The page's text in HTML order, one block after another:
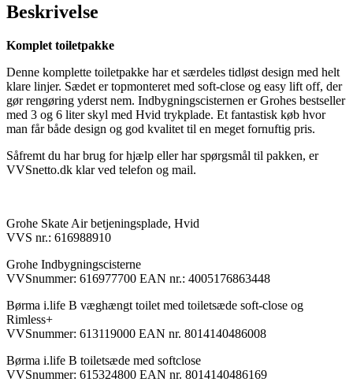
Grohe
cisterne
Beskrivelse
Komplet toiletpakke
Denne komplette toiletpakke har et særdeles tidløst design med helt
klare linjer. Sædet er topmonteret med soft-close og easy lift off, der
gør rengøring yderst nem. Indbygningscisternen er Grohes bestseller
med 3 og 6 liter skyl med Hvid trykplade. Et fantastisk køb hvor
man får både design og god kvalitet til en meget fornuftig pris.
Såfremt du har brug for hjælp eller har spørgsmål til pakken, er
VVSnetto.dk klar ved telefon og mail.
Grohe Skate Air betjeningsplade, Hvid
VVS nr.: 616988910
Grohe Indbygningscisterne
VVSnummer: 616977700 EAN nr.: 4005176863448
Børma i.life B væghængt toilet med toiletsæde soft-close og
Rimless+
VVSnummer: 613119000 EAN nr. 8014140486008
Børma i.life B toiletsæde med softclose
VVSnummer: 615324800 EAN nr. 8014140486169